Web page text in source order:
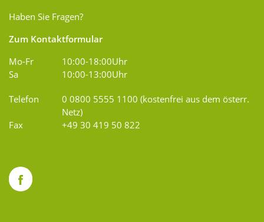
Haben Sie Fragen?
Zum Kontaktformular
Mo-Fr
10:00-18:00Uhr
Sa
10:00-13:00Uhr
Telefon
0 0800 5555 1100 (kostenfrei aus dem österr.
Netz)
Fax
+49 30 419 50 822